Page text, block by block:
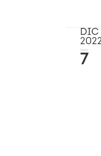
DIC
7